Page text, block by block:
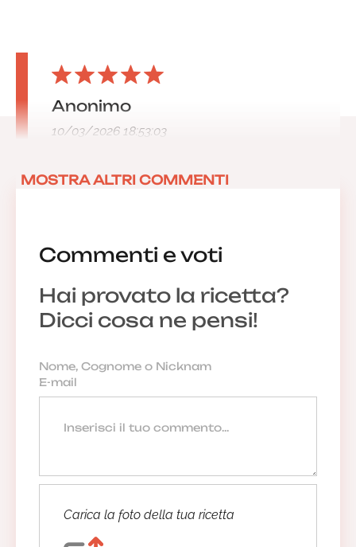
Commenti e voti
Hai provato la ricetta?
Dicci cosa ne pensi!
Carica la foto della tua ricetta
Anonimo
10/03/2026 18:53:03
MOSTRA ALTRI COMMENTI